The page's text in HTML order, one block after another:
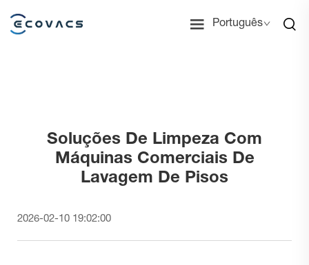
Português
Soluções De Limpeza Com
Máquinas Comerciais De
Lavagem De Pisos
2026-02-10 19:02:00